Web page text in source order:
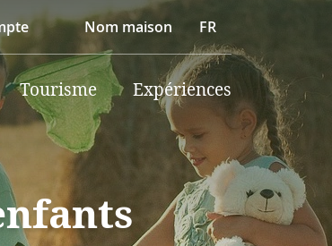
Nom maison FR
Tourisme Expériences